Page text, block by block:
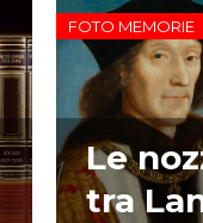
FOTO MEMORIE
Le
tra